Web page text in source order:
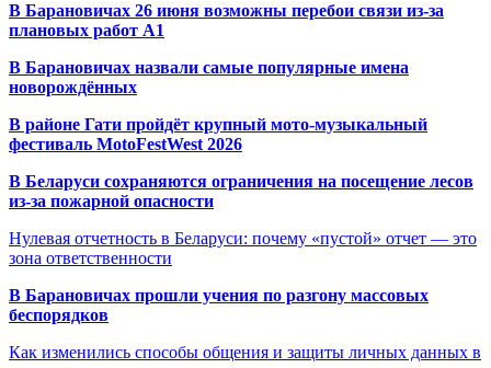
В Барановичах 26 июня возможны перебои связи из-за
плановых работ A1
В Барановичах назвали самые популярные имена
новорождённых
В районе Гати пройдёт крупный мото-музыкальный
фестиваль MotoFestWest 2026
В Беларуси сохраняются ограничения на посещение лесов
из-за пожарной опасности
Нулевая отчетность в Беларуси: почему «пустой» отчет — это
зона ответственности
В Барановичах прошли учения по разгону массовых
беспорядков
Как изменились способы общения и защиты личных данных в